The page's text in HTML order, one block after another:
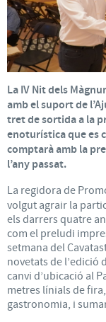
La IV Nit dels
amb el suport de
tret de sortida a la
enoturística que es
comptarà amb la
l’any passat.
La regidora de
volgut agrair la
els darrers quatre
com el preludi
setmana del
novetats de l’edició
canvi d’ubicació al
metres línials de
gastronomia, i